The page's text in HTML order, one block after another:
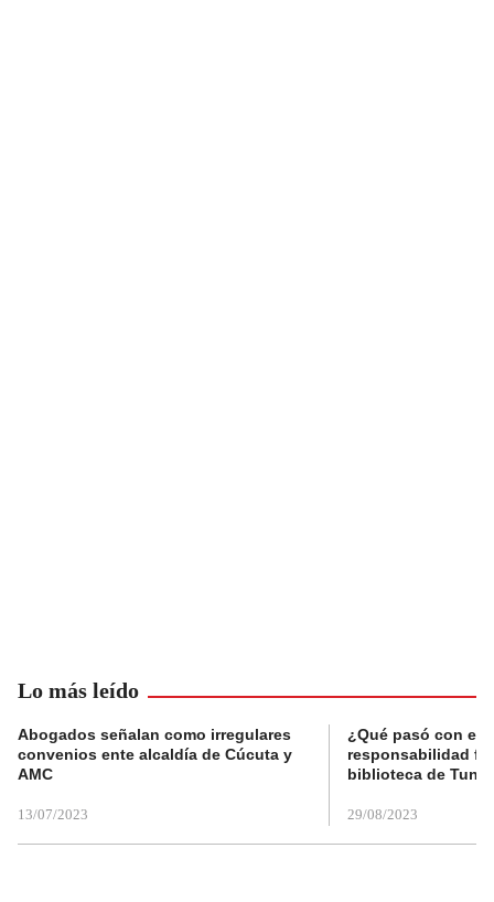
Lo más leído
Abogados señalan como irregulares
convenios ente alcaldía de Cúcuta y
AMC
13/07/2023
¿Qué pasó con el
responsabilidad
biblioteca de
29/08/2023